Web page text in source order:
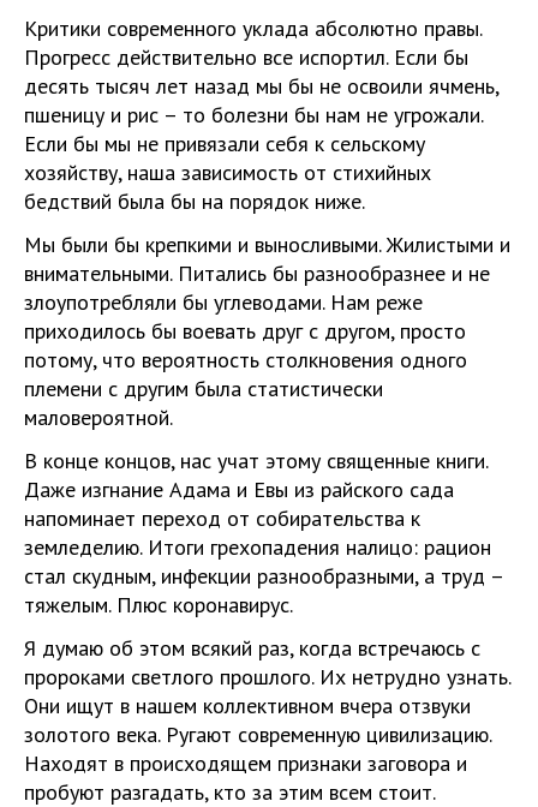
Критики современного уклада абсолютно правы.
Прогресс действительно все испортил. Если бы
десять тысяч лет назад мы бы не освоили ячмень,
пшеницу и рис – то болезни бы нам не угрожали.
Если бы мы не привязали себя к сельскому
хозяйству, наша зависимость от стихийных
бедствий была бы на порядок ниже.
Мы были бы крепкими и выносливыми. Жилистыми и
внимательными. Питались бы разнообразнее и не
злоупотребляли бы углеводами. Нам реже
приходилось бы воевать друг с другом, просто
потому, что вероятность столкновения одного
племени с другим была статистически
маловероятной.
В конце концов, нас учат этому священные книги.
Даже изгнание Адама и Евы из райского сада
напоминает переход от собирательства к
земледелию. Итоги грехопадения налицо: рацион
стал скудным, инфекции разнообразными, а труд –
тяжелым. Плюс коронавирус.
Я думаю об этом всякий раз, когда встречаюсь с
пророками светлого прошлого. Их нетрудно узнать.
Они ищут в нашем коллективном вчера отзвуки
золотого века. Ругают современную цивилизацию.
Находят в происходящем признаки заговора и
пробуют разгадать, кто за этим всем стоит.